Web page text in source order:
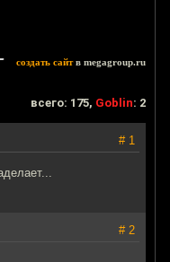
создать сайтв megagroup.ru
всего: 175, Goblin: 2
# 1
# 2